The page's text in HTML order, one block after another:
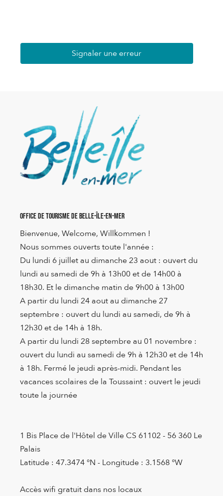
Signaler une erreur
Office de Tourisme de Belle-Île-en-Mer
Bienvenue, Welcome, Willkommen !
Nous sommes ouverts toute l'année :
Du lundi 6 juillet au dimanche 23 aout : ouvert du
lundi au samedi de 9h à 13h00 et de 14h00 à
18h30. Et le dimanche matin de 9h00 à 13h00
A partir du lundi 24 aout au dimanche 27
septembre : ouvert du lundi au samedi, de 9h à
12h30 et de 14h à 18h.
A partir du lundi 28 septembre au 01 novembre :
ouvert du lundi au samedi de 9h à 12h30 et de 14h
à 18h. Fermé le jeudi après-midi. Pendant les
vacances scolaires de la Toussaint : ouvert le jeudi
toute la journée
1 Bis Place de l'Hôtel de Ville CS 61102 - 56 360 Le
Palais
Latitude : 47.3474 °N - Longitude : 3.1568 °W
Accès wifi gratuit dans nos locaux